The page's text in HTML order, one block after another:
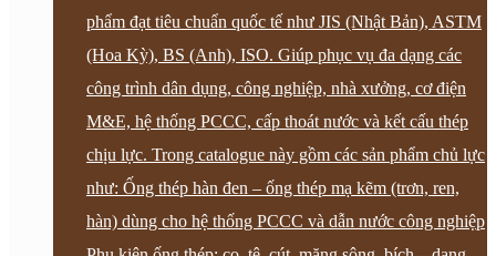
phẩm đạt tiêu chuẩn quốc tế như JIS (Nhật Bản), ASTM
(Hoa Kỳ), BS (Anh), ISO. Giúp phục vụ đa dạng các
công trình dân dụng, công nghiệp, nhà xưởng, cơ điện
M&E, hệ thống PCCC, cấp thoát nước và kết cấu thép
chịu lực. Trong catalogue này gồm các sản phẩm chủ lực
như: Ống thép hàn đen – ống thép mạ kẽm (trơn, ren,
hàn) dùng cho hệ thống PCCC và dẫn nước công nghiệp